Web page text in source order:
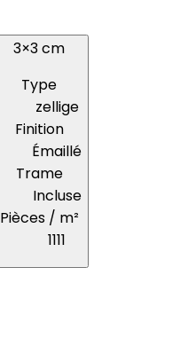
3×3 cm
Type
zellige
Finition
Émaillé
Trame
Incluse
Pièces / m²
1111